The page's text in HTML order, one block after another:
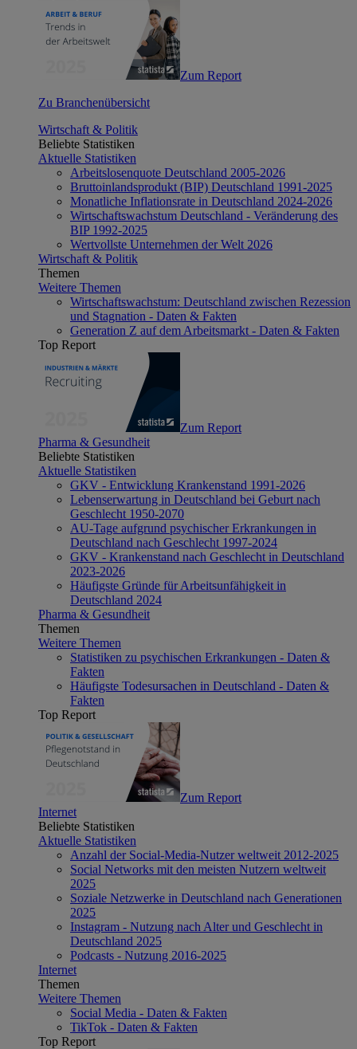
Zum Report
Zu Branchenübersicht
Wirtschaft & Politik
Beliebte Statistiken
Aktuelle Statistiken
Arbeitslosenquote Deutschland 2005-2026
Bruttoinlandsprodukt (BIP) Deutschland 1991-2025
Monatliche Inflationsrate in Deutschland 2024-2026
Wirtschaftswachstum Deutschland - Veränderung des
BIP 1992-2025
Wertvollste Unternehmen der Welt 2026
Wirtschaft & Politik
Themen
Weitere Themen
Wirtschaftswachstum: Deutschland zwischen Rezession
und Stagnation - Daten & Fakten
Generation Z auf dem Arbeitsmarkt - Daten & Fakten
Top Report
Zum Report
Pharma & Gesundheit
Beliebte Statistiken
Aktuelle Statistiken
GKV - Entwicklung Krankenstand 1991-2026
Lebenserwartung in Deutschland bei Geburt nach
Geschlecht 1950-2070
AU-Tage aufgrund psychischer Erkrankungen in
Deutschland nach Geschlecht 1997-2024
GKV - Krankenstand nach Geschlecht in Deutschland
2023-2026
Häufigste Gründe für Arbeitsunfähigkeit in
Deutschland 2024
Pharma & Gesundheit
Themen
Weitere Themen
Statistiken zu psychischen Erkrankungen - Daten &
Fakten
Häufigste Todesursachen in Deutschland - Daten &
Fakten
Top Report
Zum Report
Internet
Beliebte Statistiken
Aktuelle Statistiken
Anzahl der Social-Media-Nutzer weltweit 2012-2025
Social Networks mit den meisten Nutzern weltweit
2025
Soziale Netzwerke in Deutschland nach Generationen
2025
Instagram - Nutzung nach Alter und Geschlecht in
Deutschland 2025
Podcasts - Nutzung 2016-2025
Internet
Themen
Weitere Themen
Social Media - Daten & Fakten
TikTok - Daten & Fakten
Top Report